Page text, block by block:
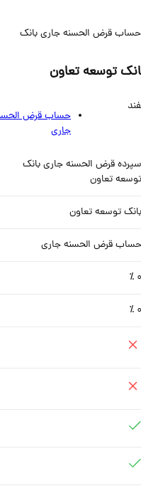
قرض الحسنه جاری بانک
توسعه تعاون
حساب قرض الحسنه
جاری
قرض الحسنه جاری بانک
تعاون
توسعه تعاون
قرض الحسنه جاری